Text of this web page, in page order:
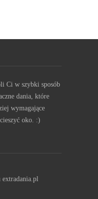
Ci w szybki sposób
dania, które
wymagające
oko. :)